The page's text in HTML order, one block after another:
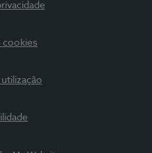
cookies
utilização